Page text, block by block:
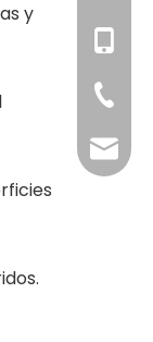
y
+86-